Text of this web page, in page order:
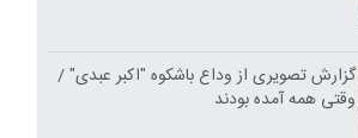
گزارش تصویری از وداع باشکوه "اکبر عبدی" /
وقتی همه آمده بودند